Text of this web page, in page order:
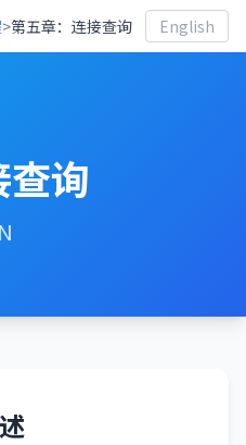
>第五章：连接查询 English
询